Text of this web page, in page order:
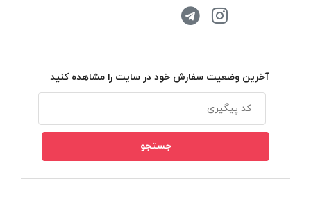
آخرین وضعیت سفارش خود در سایت را مشاهده کنید